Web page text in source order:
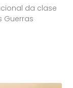
da clase
Guerras